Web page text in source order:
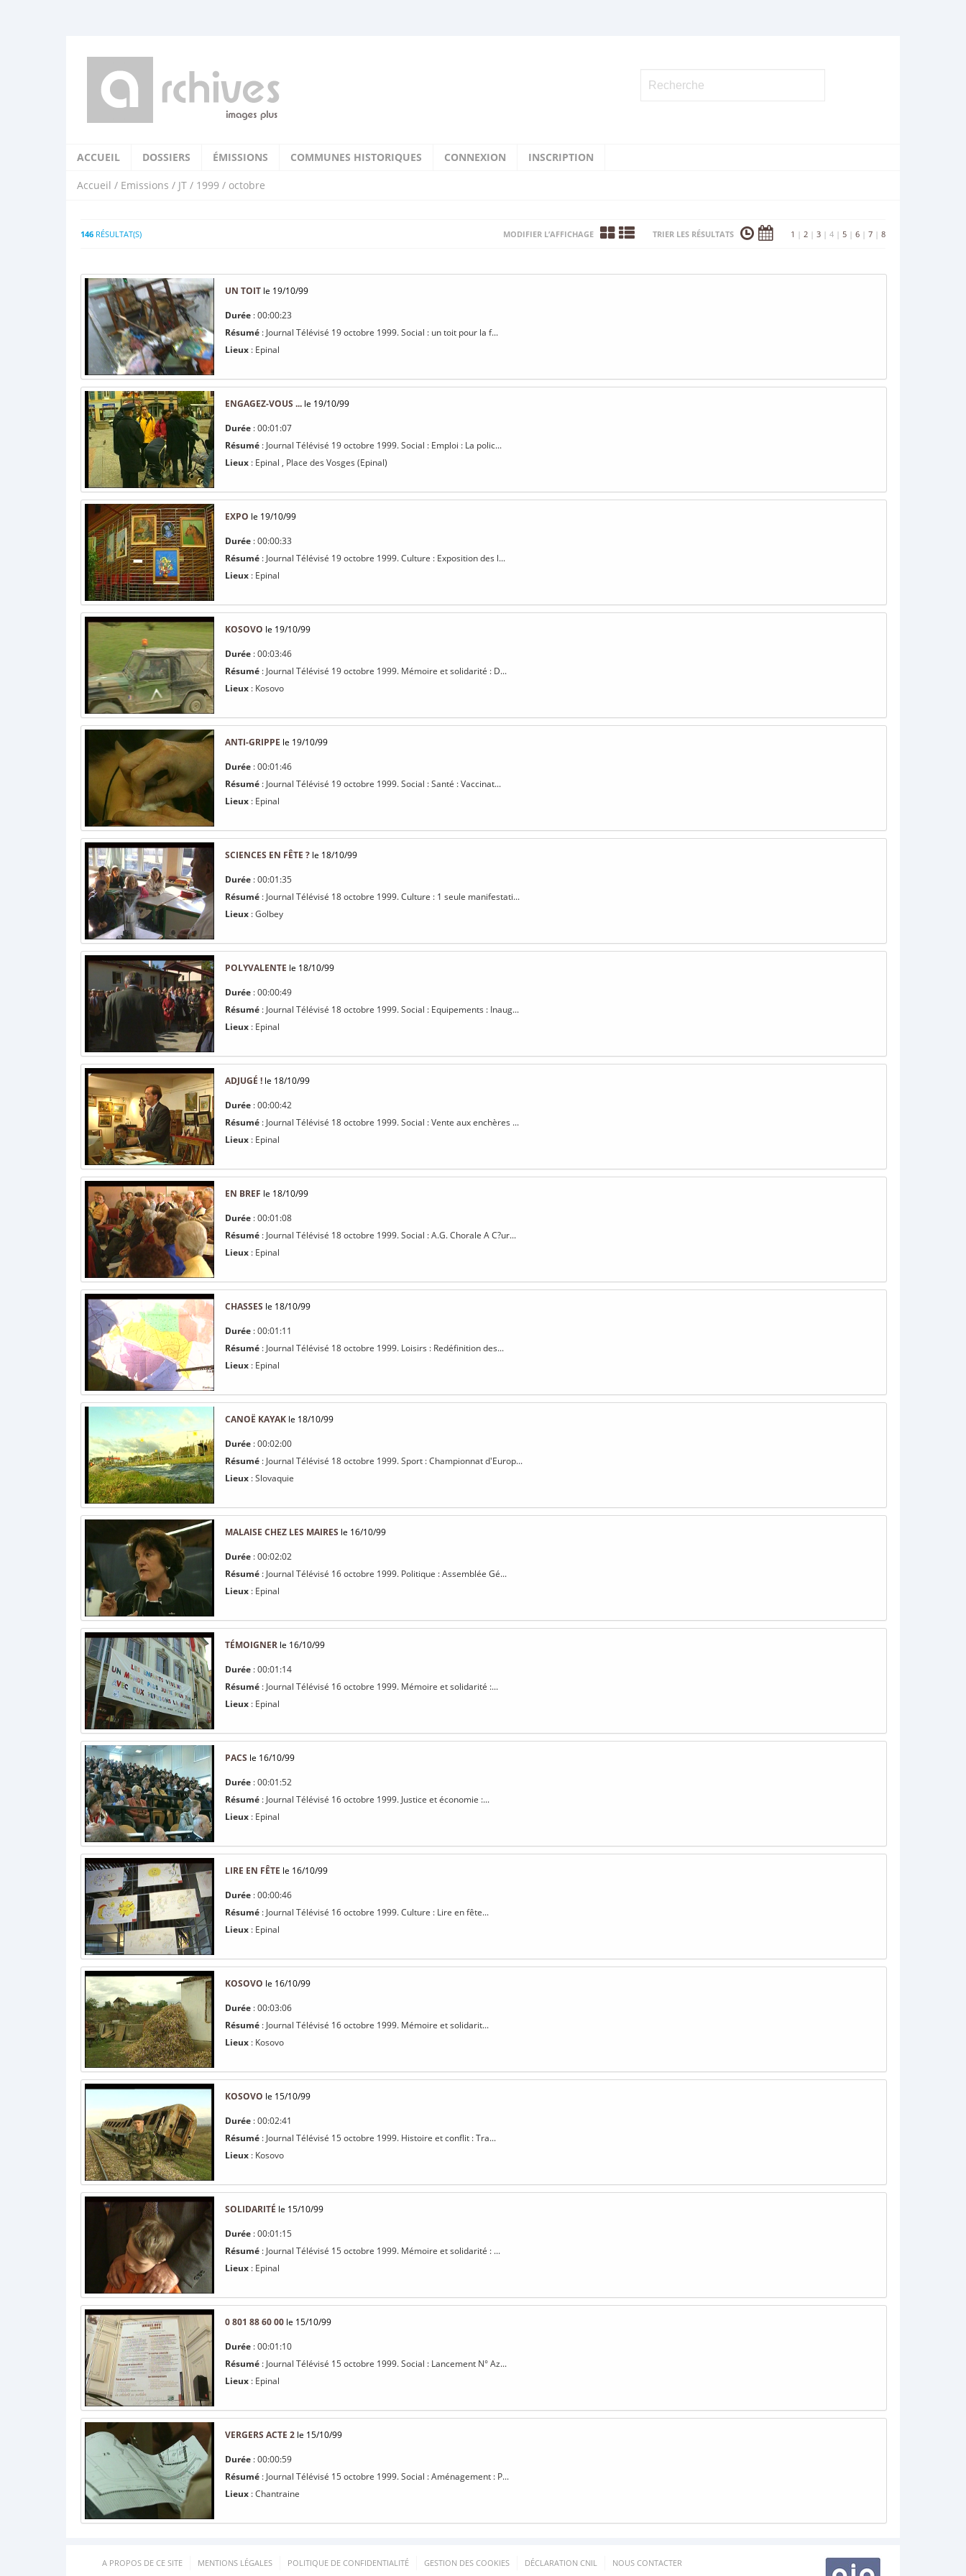
ACCUEIL DOSSIERS ÉMISSIONS COMMUNES HISTORIQUES CONNEXION INSCRIPTION
Accueil / Emissions / JT / 1999 / octobre
146 RÉSULTAT(S) 1 | 2 | 3 | 4 | 5 | 6 | 7 | 8
TRIER LES RÉSULTATS
MODIFIER L’AFFICHAGE
UN TOIT le 19/10/99
Durée : 00:00:23
Résumé : Journal Télévisé 19 octobre 1999. Social : un toit pour la f...
Lieux : Epinal
ENGAGEZ-VOUS ... le 19/10/99
Durée : 00:01:07
Résumé : Journal Télévisé 19 octobre 1999. Social : Emploi : La polic...
Lieux : Epinal , Place des Vosges (Epinal)
EXPO le 19/10/99
Durée : 00:00:33
Résumé : Journal Télévisé 19 octobre 1999. Culture : Exposition des l...
Lieux : Epinal
KOSOVO le 19/10/99
Durée : 00:03:46
Résumé : Journal Télévisé 19 octobre 1999. Mémoire et solidarité : D...
Lieux : Kosovo
ANTI-GRIPPE le 19/10/99
Durée : 00:01:46
Résumé : Journal Télévisé 19 octobre 1999. Social : Santé : Vaccinat...
Lieux : Epinal
SCIENCES EN FÊTE ? le 18/10/99
Durée : 00:01:35
Résumé : Journal Télévisé 18 octobre 1999. Culture : 1 seule manifestati...
Lieux : Golbey
POLYVALENTE le 18/10/99
Durée : 00:00:49
Résumé : Journal Télévisé 18 octobre 1999. Social : Equipements : Inaug...
Lieux : Epinal
ADJUGÉ ! le 18/10/99
Durée : 00:00:42
Résumé : Journal Télévisé 18 octobre 1999. Social : Vente aux enchères ...
Lieux : Epinal
EN BREF le 18/10/99
Durée : 00:01:08
Résumé : Journal Télévisé 18 octobre 1999. Social : A.G. Chorale A C?ur...
Lieux : Epinal
CHASSES le 18/10/99
Durée : 00:01:11
Résumé : Journal Télévisé 18 octobre 1999. Loisirs : Redéfinition des...
Lieux : Epinal
CANOË KAYAK le 18/10/99
Durée : 00:02:00
Résumé : Journal Télévisé 18 octobre 1999. Sport : Championnat d'Europ...
Lieux : Slovaquie
MALAISE CHEZ LES MAIRES le 16/10/99
Durée : 00:02:02
Résumé : Journal Télévisé 16 octobre 1999. Politique : Assemblée Gé...
Lieux : Epinal
TÉMOIGNER le 16/10/99
Durée : 00:01:14
Résumé : Journal Télévisé 16 octobre 1999. Mémoire et solidarité :...
Lieux : Epinal
PACS le 16/10/99
Durée : 00:01:52
Résumé : Journal Télévisé 16 octobre 1999. Justice et économie :...
Lieux : Epinal
LIRE EN FÊTE le 16/10/99
Durée : 00:00:46
Résumé : Journal Télévisé 16 octobre 1999. Culture : Lire en fête...
Lieux : Epinal
KOSOVO le 16/10/99
Durée : 00:03:06
Résumé : Journal Télévisé 16 octobre 1999. Mémoire et solidarit...
Lieux : Kosovo
KOSOVO le 15/10/99
Durée : 00:02:41
Résumé : Journal Télévisé 15 octobre 1999. Histoire et conflit : Tra...
Lieux : Kosovo
SOLIDARITÉ le 15/10/99
Durée : 00:01:15
Résumé : Journal Télévisé 15 octobre 1999. Mémoire et solidarité : ...
Lieux : Epinal
0 801 88 60 00 le 15/10/99
Durée : 00:01:10
Résumé : Journal Télévisé 15 octobre 1999. Social : Lancement N° Az...
Lieux : Epinal
VERGERS ACTE 2 le 15/10/99
Durée : 00:00:59
Résumé : Journal Télévisé 15 octobre 1999. Social : Aménagement : P...
Lieux : Chantraine
A PROPOS DE CE SITE MENTIONS LÉGALES POLITIQUE DE CONFIDENTIALITÉ GESTION DES COOKIES DÉCLARATION CNIL NOUS CONTACTER